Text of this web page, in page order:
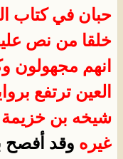
حبان في كتاب
خلقا من نص
انهم مجهولون
العين ترتفع
شيخه بن خزيمة
غيره وقد أفصح